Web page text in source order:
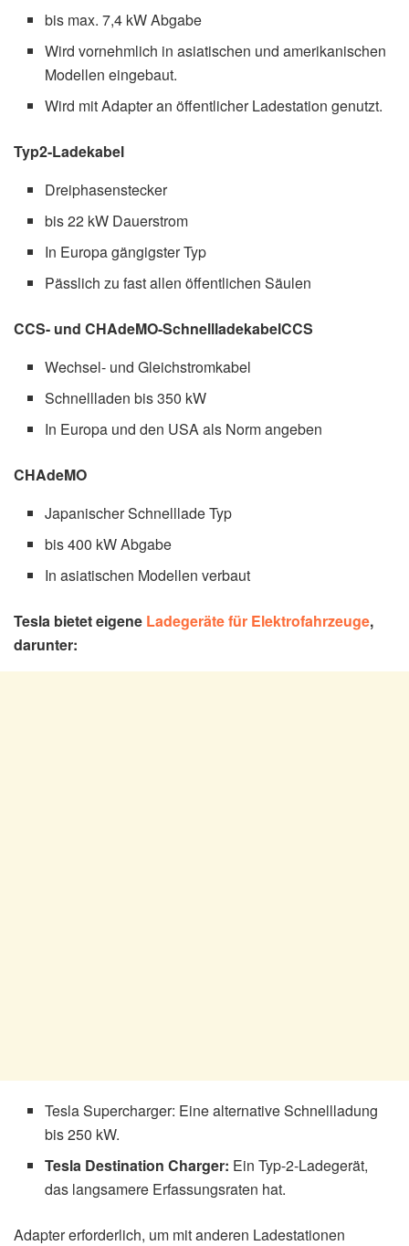
bis max. 7,4 kW Abgabe
Wird vornehmlich in asiatischen und amerikanischen
Modellen eingebaut.
Wird mit Adapter an öffentlicher Ladestation genutzt.
Typ2-Ladekabel
Dreiphasenstecker
bis 22 kW Dauerstrom
In Europa gängigster Typ
Pässlich zu fast allen öffentlichen Säulen
CCS- und CHAdeMO-SchnellladekabelCCS
Wechsel- und Gleichstromkabel
Schnellladen bis 350 kW
In Europa und den USA als Norm angeben
CHAdeMO
Japanischer Schnelllade Typ
bis 400 kW Abgabe
In asiatischen Modellen verbaut
Tesla bietet eigene Ladegeräte für Elektrofahrzeuge,
darunter:
Tesla Supercharger: Eine alternative Schnellladung
bis 250 kW.
Tesla Destination Charger: Ein Typ-2-Ladegerät,
das langsamere Erfassungsraten hat.
Adapter erforderlich, um mit anderen Ladestationen